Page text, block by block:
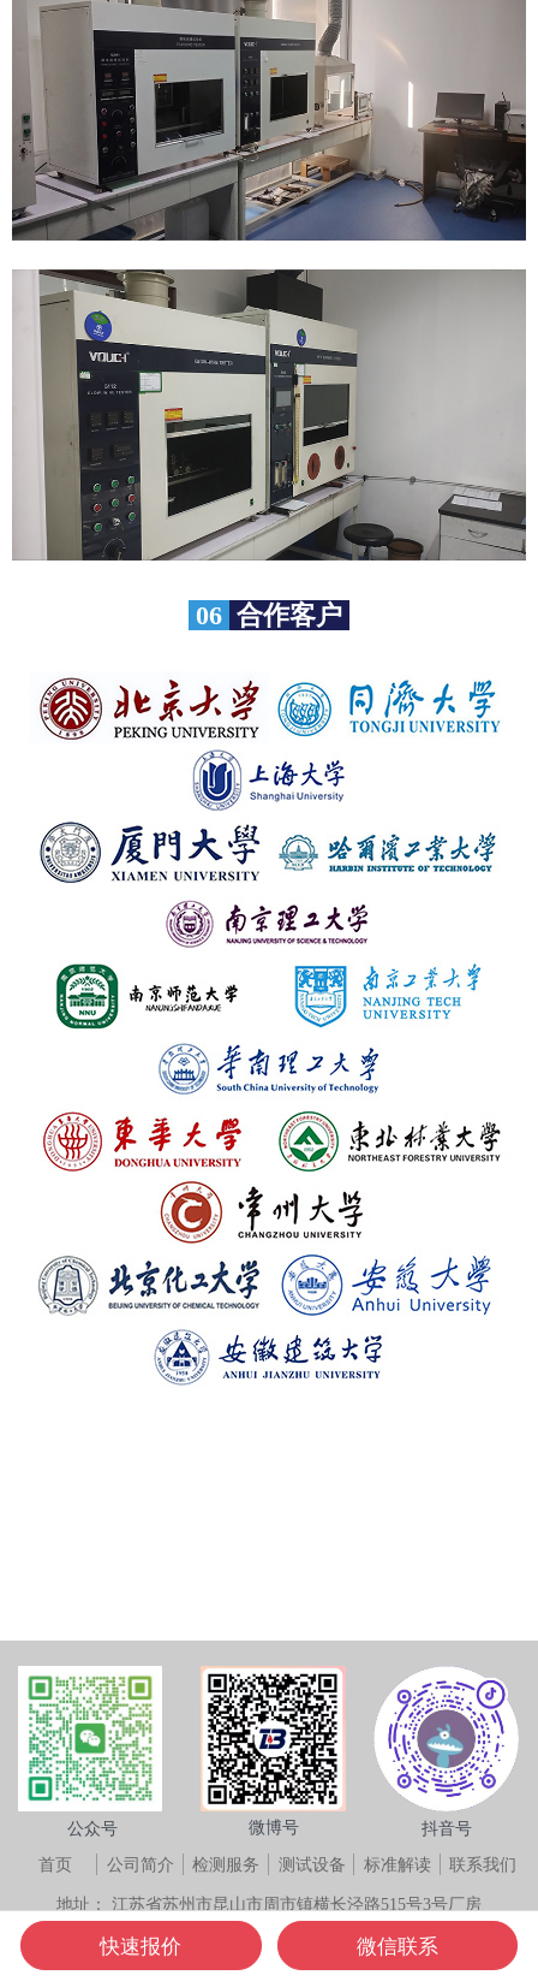
06 合作客户
首页 公司简介 检测服务 测试设备 标准解读 联系我们
地址：
江苏省苏州市昆山市周市镇横长泾路515号3号厂房
电话：
13584917736
版权所有 © 苏州正标燃烧测试技术服务有限公司
公众号 微博号 抖音号
快速报价 微信联系